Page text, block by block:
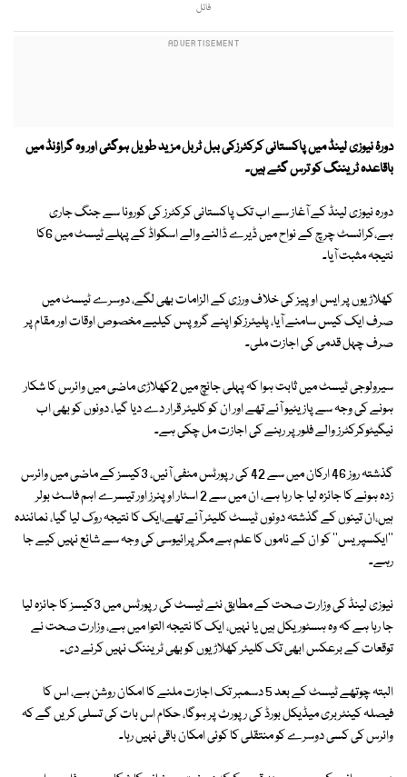
فائل
دورۂ نیوزی لینڈ میں پاکستانی کرکٹرزکی ببل ٹربل مزید طویل ہوگئی اور وہ گراؤنڈ میں
باقاعدہ ٹریننگ کو ترس گئے ہیں۔
دورہ نیوزی لینڈ کے آغاز سے اب تک پاکستانی کرکٹرز کی کورونا سے جنگ جاری
ہے،کرائسٹ چرچ کے نواح میں ڈیرے ڈالنے والے اسکواڈ کے پہلے ٹیسٹ میں 6کا
نتیجہ مثبت آیا۔
کھلاڑیوں پر ایس او پیز کی خلاف ورزی کے الزامات بھی لگے، دوسرے ٹیسٹ میں
صرف ایک کیس سامنے آیا، پلیئرزکو اپنے گروپس کیلیے مخصوص اوقات اور مقام پر
صرف چہل قدمی کی اجازت ملی۔
سیرولوجی ٹیسٹ میں ثابت ہوا کہ پہلی جانچ میں 2کھلاڑی ماضی میں وائرس کا شکار
ہونے کی وجہ سے پازیٹیو آئے تھے اور ان کو کلیئر قرار دے دیا گیا، دونوں کو بھی اب
نیگیٹوکرکٹرز والے فلور پر رہنے کی اجازت مل چکی ہے۔
گذشتہ روز 46 ارکان میں سے 42 کی رپورٹس منفی آئیں، 3کیسز کے ماضی میں وائرس
زدہ ہونے کا جائزہ لیا جا رہا ہے، ان میں سے 2 اسٹار اوپنرز اور تیسرے اہم فاسٹ بولر
ہیں،ان تینوں کے گذشتہ دونوں ٹیسٹ کلیئر آئے تھے،ایک کا نتیجہ روک لیا گیا، نمائندہ
''ایکسپریس'' کو ان کے ناموں کا علم ہے مگر پرائیوسی کی وجہ سے شائع نہیں کیے جا
رہے۔
نیوزی لینڈ کی وزارت صحت کے مطابق نئے ٹیسٹ کی رپورٹس میں 3کیسز کا جائزہ لیا
جا رہا ہے کہ وہ ہسٹوریکل ہیں یا نہیں، ایک کا نتیجہ التوا میں ہے، وزارت صحت نے
توقعات کے برعکس ابھی تک کلیئر کھلاڑیوں کو بھی ٹریننگ نہیں کرنے دی۔
البتہ چوتھے ٹیسٹ کے بعد 5 دسمبر تک اجازت ملنے کا امکان روشن ہے، اس کا
فیصلہ کینٹربری میڈیکل بورڈ کی رپورٹ پر ہوگا، حکام اس بات کی تسلی کریں گے کہ
وائرس کی کسی دوسرے کو منتقلی کا کوئی امکان باقی نہیں رہا۔